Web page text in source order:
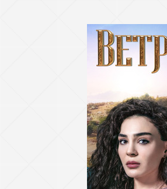
94 серия
98 серия
105 серия
106 серия
109 серия
110 серия
113 серия
114 серия